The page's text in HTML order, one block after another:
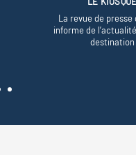
La revue de presse
informe de
destination